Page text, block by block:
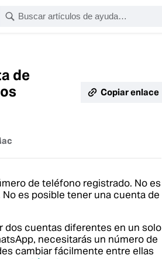
de
Copiar enlace
de teléfono registrado. No es
es posible tener una cuenta de
dos cuentas diferentes en un solo
necesitarás un número de
cambiar fácilmente entre ellas